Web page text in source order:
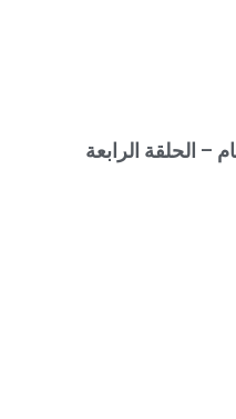
– الحلقة الرابعة